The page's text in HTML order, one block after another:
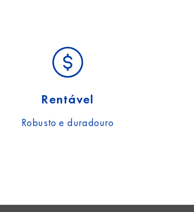
Rentável
Robusto e duradouro